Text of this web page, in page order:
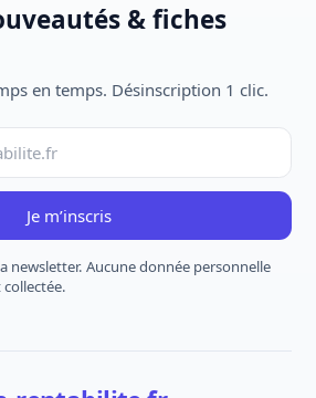
& fiches
en temps. Désinscription 1 clic.
Je m’inscris
newsletter. Aucune donnée personnelle
collectée.